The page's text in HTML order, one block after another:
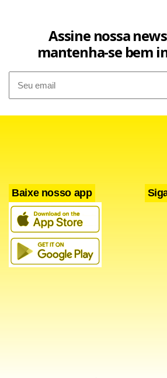
cortar 3.600 postos até 2008.
pessoas, das quais 8 mil na produção.
Em Detroit, nos Estados Unidos, meca
automobilística mundial, as grandes
estão procurando novos locais para a
acreditarem que há mais dificuldades
fábrica antiga que aumentar a
Assine nossa
mantenha-se bem
Baixe nosso app